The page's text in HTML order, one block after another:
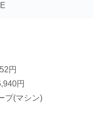
円
円
プ(マシン)